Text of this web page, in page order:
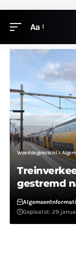
Aa
Weertdegekste.nl>
gestremd
Algemeen
Geplaatst: 29